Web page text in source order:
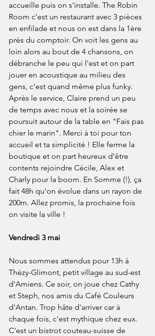
accueille puis on s'installe. The Robin
Room c'est un restaurant avec 3 pièces
en enfilade et nous on est dans la 1ère
près du comptoir. On voit les gens au
loin alors au bout de 4 chansons, on
débranche le peu qui l'est et on part
jouer en acoustique au milieu des
gens, c'est quand même plus funky.
Après le service, Claire prend un peu
de temps avec nous et la soirée se
poursuit autour de la table en "Fais pas
chier le marin". Merci à toi pour ton
accueil et ta simplicité ! Elle ferme la
boutique et on part heureux d'être
contents rejoindre Cécile, Alex et
Charly pour la boom. En Somme (!), ça
fait 48h qu'on évolue dans un rayon de
200m. Allez promis, la prochaine fois
on visite la ville !
Vendredi 3 mai
Nous sommes attendus pour 13h à
Thézy-Glimont, petit village au sud-est
d'Amiens. Ce soir, on joue chez Cathy
et Steph, nos amis du Café Couleurs
d'Antan. Trop hâte d'arriver car à
chaque fois, c'est mythique chez eux.
C'est un bistrot couteau-suisse de